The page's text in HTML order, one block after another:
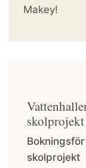
Makey!
skolprojekt
skolprojekt